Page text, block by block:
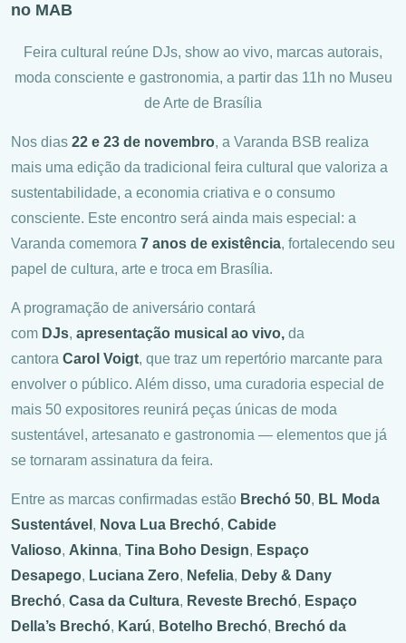
no MAB
Feira cultural reúne DJs, show ao vivo, marcas autorais,
moda consciente e gastronomia, a partir das 11h no Museu
de Arte de Brasília
Nos dias 22 e 23 de novembro, a Varanda BSB realiza
mais uma edição da tradicional feira cultural que valoriza a
sustentabilidade, a economia criativa e o consumo
consciente. Este encontro será ainda mais especial: a
Varanda comemora 7 anos de existência, fortalecendo seu
papel de cultura, arte e troca em Brasília.
A programação de aniversário contará
com DJs, apresentação musical ao vivo, da
cantora Carol Voigt, que traz um repertório marcante para
envolver o público. Além disso, uma curadoria especial de
mais 50 expositores reunirá peças únicas de moda
sustentável, artesanato e gastronomia — elementos que já
se tornaram assinatura da feira.
Entre as marcas confirmadas estão Brechó 50, BL Moda
Sustentável , Nova Lua Brechó, Cabide
Valioso, Akinna, Tina Boho Design, Espaço
Desapego, Luciana Zero, Nefelia, Deby & Dany
Brechó, Casa da Cultura, Reveste Brechó, Espaço
Della’s Brechó, Karú, Botelho Brechó, Brechó da